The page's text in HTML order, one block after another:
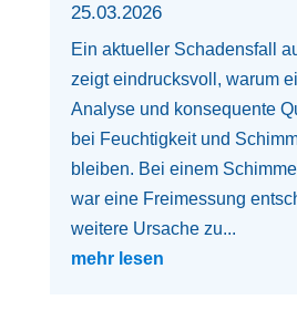
25.03.2026
Ein aktueller Schadensfall
zeigt eindrucksvoll, warum
Analyse und konsequente
bei Feuchtigkeit und
bleiben. Bei einem
war eine Freimessung
weitere Ursache zu...
mehr lesen